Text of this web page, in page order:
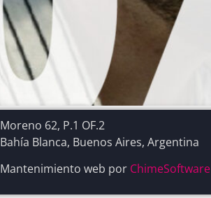
Moreno 62, P.1 OF.2
Bahía Blanca, Buenos Aires, Argentina
Mantenimiento web por ChimeSoftware